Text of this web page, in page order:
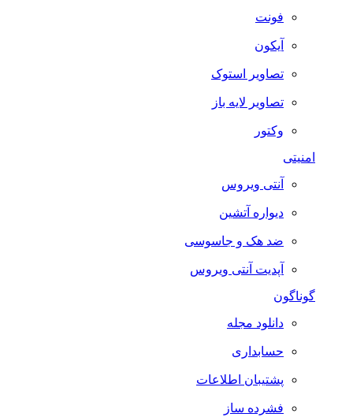
فونت
آیکون
تصاویر استوک
تصاویر لایه باز
وکتور
امنیتی
آنتی ویروس
دیواره آتشین
ضد هک و جاسوسی
آپدیت آنتی ویروس
گوناگون
دانلود مجله
حسابداری
پشتیبان اطلاعات
فشرده ساز